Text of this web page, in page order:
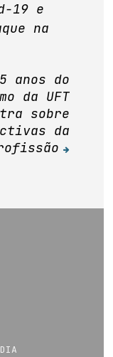
19 e
na
anos do
da UFT
sobre
da